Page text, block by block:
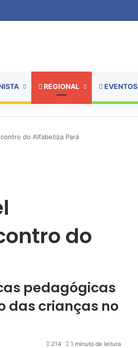
REGIONAL EVENTOS
do Alfabetiza Pará
do
pedagógicas
das crianças no
214 1 minuto de leitura